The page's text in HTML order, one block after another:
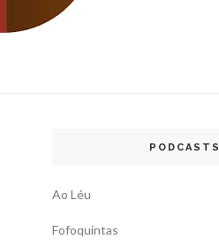
PODCASTS
Ao Léu
Fofoquintas